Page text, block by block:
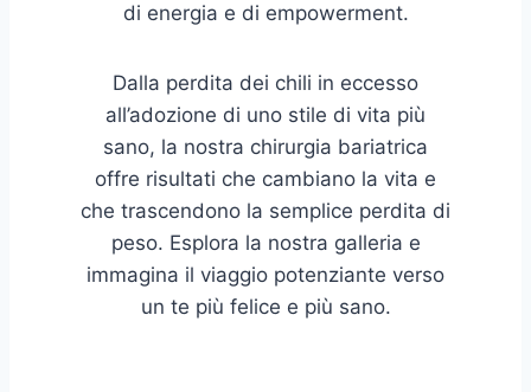
di energia e di empowerment.
Dalla perdita dei chili in eccesso
all’adozione di uno stile di vita più
sano, la nostra chirurgia bariatrica
offre risultati che cambiano la vita e
che trascendono la semplice perdita di
peso. Esplora la nostra galleria e
immagina il viaggio potenziante verso
un te più felice e più sano.